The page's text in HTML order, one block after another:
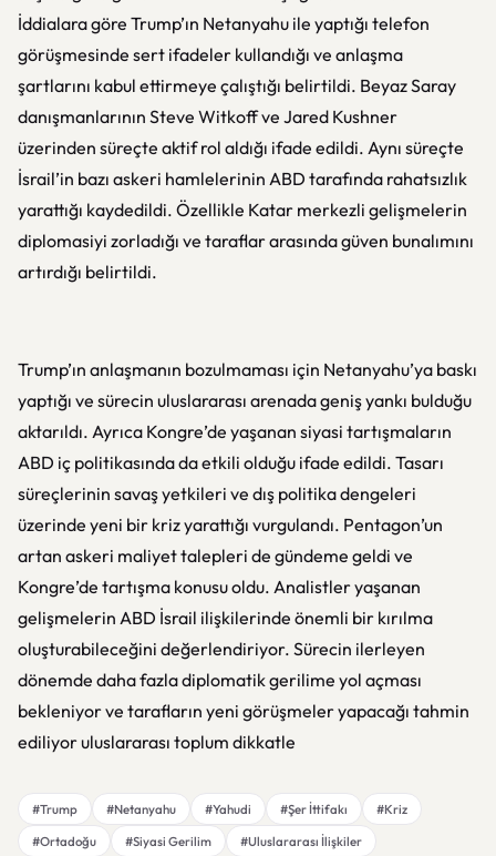
İddialara göre Trump’ın Netanyahu ile yaptığı telefon
görüşmesinde sert ifadeler kullandığı ve anlaşma
şartlarını kabul ettirmeye çalıştığı belirtildi. Beyaz Saray
danışmanlarının Steve Witkoff ve Jared Kushner
üzerinden süreçte aktif rol aldığı ifade edildi. Aynı süreçte
İsrail’in bazı askeri hamlelerinin ABD tarafında rahatsızlık
yarattığı kaydedildi. Özellikle Katar merkezli gelişmelerin
diplomasiyi zorladığı ve taraflar arasında güven bunalımını
artırdığı belirtildi.
Trump’ın anlaşmanın bozulmaması için Netanyahu’ya baskı
yaptığı ve sürecin uluslararası arenada geniş yankı bulduğu
aktarıldı. Ayrıca Kongre’de yaşanan siyasi tartışmaların
ABD iç politikasında da etkili olduğu ifade edildi. Tasarı
süreçlerinin savaş yetkileri ve dış politika dengeleri
üzerinde yeni bir kriz yarattığı vurgulandı. Pentagon’un
artan askeri maliyet talepleri de gündeme geldi ve
Kongre’de tartışma konusu oldu. Analistler yaşanan
gelişmelerin ABD İsrail ilişkilerinde önemli bir kırılma
oluşturabileceğini değerlendiriyor. Sürecin ilerleyen
dönemde daha fazla diplomatik gerilime yol açması
bekleniyor ve tarafların yeni görüşmeler yapacağı tahmin
ediliyor uluslararası toplum dikkatle
#Trump #Netanyahu #Yahudi #Şer İttifakı
#Kriz
#Ortadoğu
#Siyasi Gerilim #Uluslararası İlişkiler